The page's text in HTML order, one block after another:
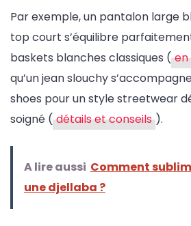
Par exemple, un pantalon large
top court s’équilibre
baskets blanches classiques ( en
qu’un jean slouchy
shoes pour un style streetwear
soigné ( détails et conseils ).
A lire aussi Comment
une djellaba ?